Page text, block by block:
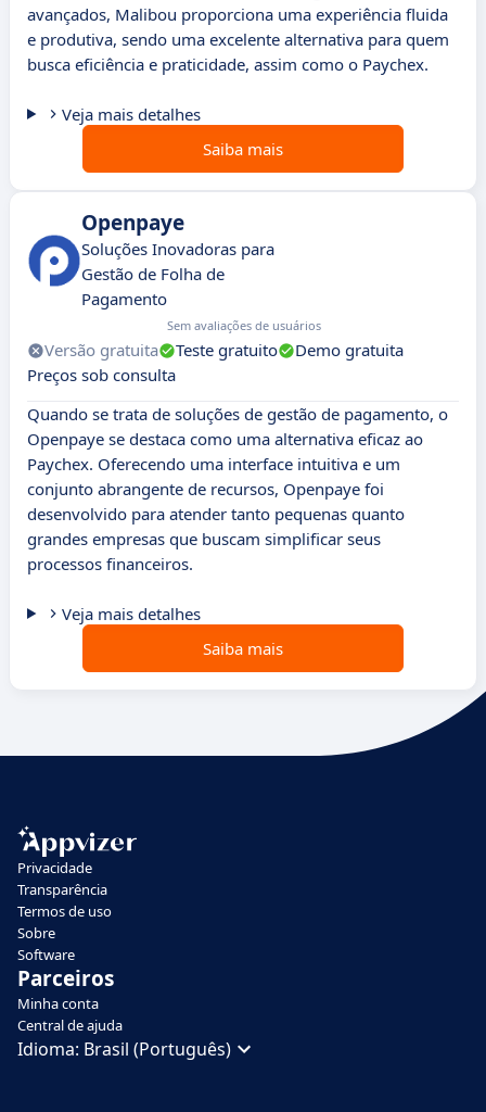
avançados, Malibou proporciona uma experiência fluida
e produtiva, sendo uma excelente alternativa para quem
busca eficiência e praticidade, assim como o Paychex.
Veja mais detalhes
Saiba mais
Openpaye
Soluções Inovadoras para
Gestão de Folha de
Pagamento
Sem avaliações de usuários
Versão gratuita Teste gratuito
Demo gratuita
Preços sob consulta
Quando se trata de soluções de gestão de pagamento, o
Openpaye se destaca como uma alternativa eficaz ao
Paychex. Oferecendo uma interface intuitiva e um
conjunto abrangente de recursos, Openpaye foi
desenvolvido para atender tanto pequenas quanto
grandes empresas que buscam simplificar seus
processos financeiros.
Veja mais detalhes
Saiba mais
Privacidade
Transparência
Termos de uso
Sobre
Software
Parceiros
Minha conta
Central de ajuda
Idioma: Brasil (Português)